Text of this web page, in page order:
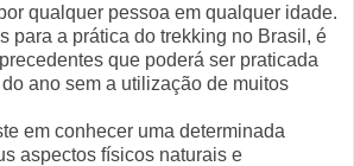
qualquer pessoa em qualquer idade.
para a prática do trekking no Brasil, é
que poderá ser praticada
ano sem a utilização de muitos
em conhecer uma determinada
aspectos físicos naturais e